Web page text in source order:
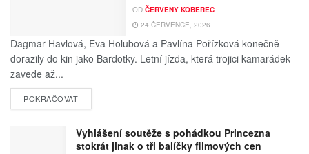
OD ČERVENY KOBEREC
24 ČERVENCE, 2026
Dagmar Havlová, Eva Holubová a Pavlína Pořízková konečně
dorazily do kin jako Bardotky. Letní jízda, která trojici kamarádek
zavede až...
POKRAČOVAT
Vyhlášení soutěže s pohádkou Princezna
stokrát jinak o tři balíčky filmových cen